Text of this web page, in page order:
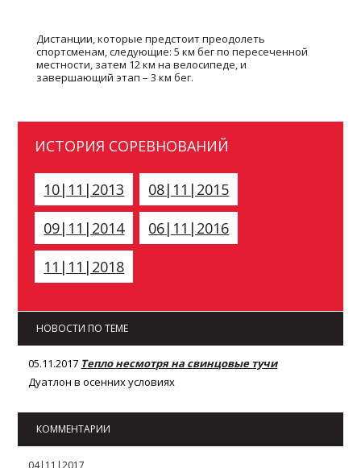
Дистанции, которые предстоит преодолеть
спортсменам, следующие: 5 км бег по пересеченной
местности, затем 12 км на велосипеде, и
завершающий этап – 3 км бег.
ИСТОРИЯ СОРЕВНОВАНИЙ
10|11|2013
08|11|2015
09|11|2014
06|11|2016
11|11|2018
НОВОСТИ ПО ТЕМЕ
05.11.2017 Тепло несмотря на свинцовые тучи
Дуатлон в осенних условиях
КОММЕНТАРИИ
04|11|2017